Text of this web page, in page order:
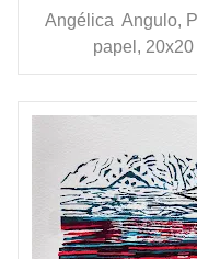
Angélica Angulo,
papel,